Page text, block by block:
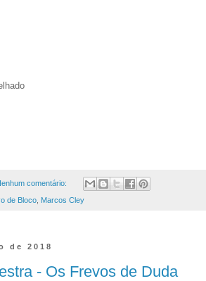
comentário:
de Bloco Marcos Cley
de 2018
- Os Frevos de Duda